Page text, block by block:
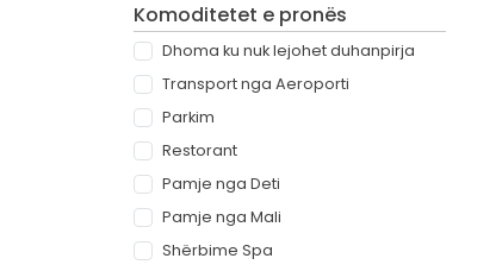
Komoditetet e pronës
Dhoma ku nuk lejohet duhanpirja
Transport nga Aeroporti
Parkim
Restorant
Pamje nga Deti
Pamje nga Mali
Shërbime Spa